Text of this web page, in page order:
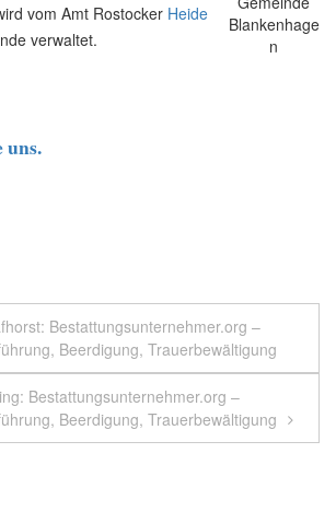
vom Amt Rostocker Heide
verwaltet.
uns.
Bestattungsunternehmer.org –
Beerdigung, Trauerbewältigung
Bestattungsunternehmer.org –
Beerdigung, Trauerbewältigung